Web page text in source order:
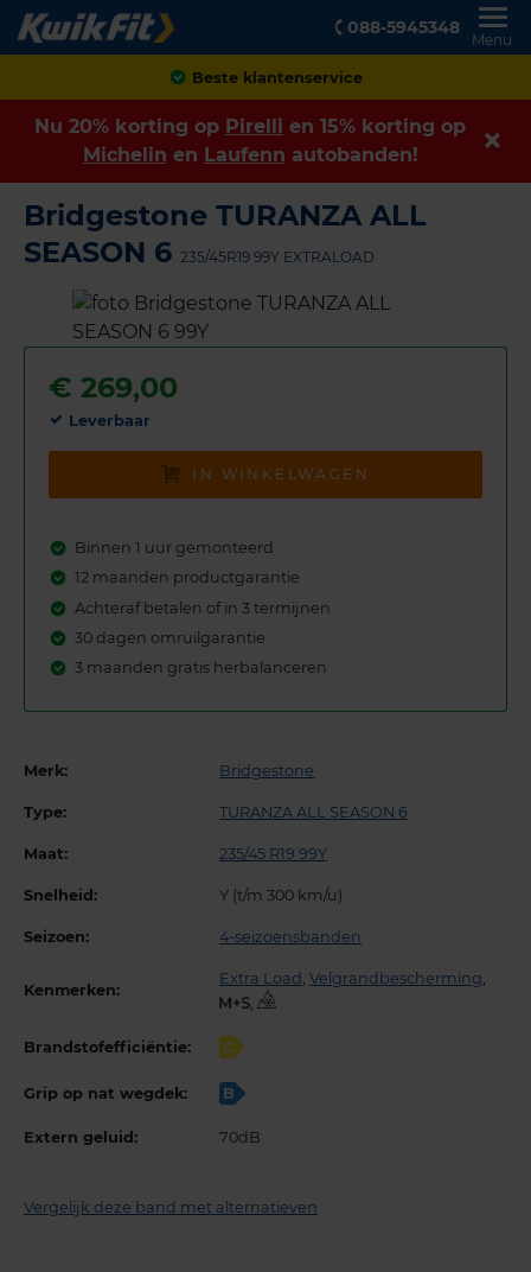
088-5945348
Menu
Achteraf betalen
Nu 20% korting op Pirelli en 15% korting op
Michelin en Laufenn autobanden!
Bridgestone TURANZA ALL
SEASON 6 235/45R19 99Y EXTRALOAD
€ 269,00
Leverbaar
IN WINKELWAGEN
Binnen 1 uur gemonteerd
12 maanden productgarantie
Achteraf betalen of in 3 termijnen
30 dagen omruilgarantie
3 maanden gratis herbalanceren
Merk: Bridgestone
Type: TURANZA ALL SEASON 6
Maat: 235/45 R19 99Y
Snelheid: Y (t/m 300 km/u)
Seizoen: 4-seizoensbanden
Kenmerken:
Extra Load Velgrandbescherming
,
Brandstofefficiëntie: C
Grip op nat wegdek: B
Extern geluid: 70dB
Vergelijk deze band met alternatieven